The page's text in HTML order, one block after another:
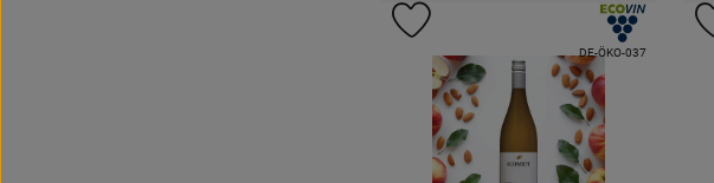
, Verband:
, Kontrollstelle:
DE-ÖKO-037
Produkt zu Favouriten hinzufügen